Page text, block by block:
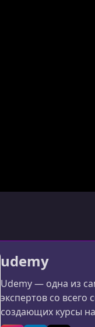
udemy
Udemy — одна из
экспертов со
создающих курсы